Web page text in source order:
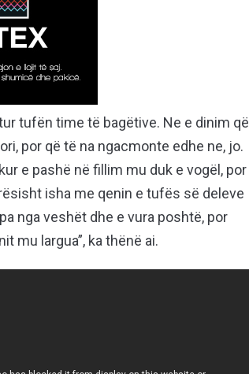
tufën time të bagëtive. Ne e dinim që
por që të na ngacmonte edhe ne, jo.
e pashë në fillim mu duk e vogël, por
isha me qenin e tufës së deleve
nga veshët dhe e vura poshtë, por
mu largua”, ka thënë ai.